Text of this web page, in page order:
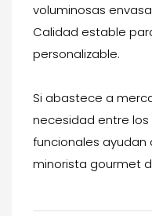
voluminosas
Calidad estable
personalizable.
Si abastece a
necesidad entre
funcionales
minorista gourmet